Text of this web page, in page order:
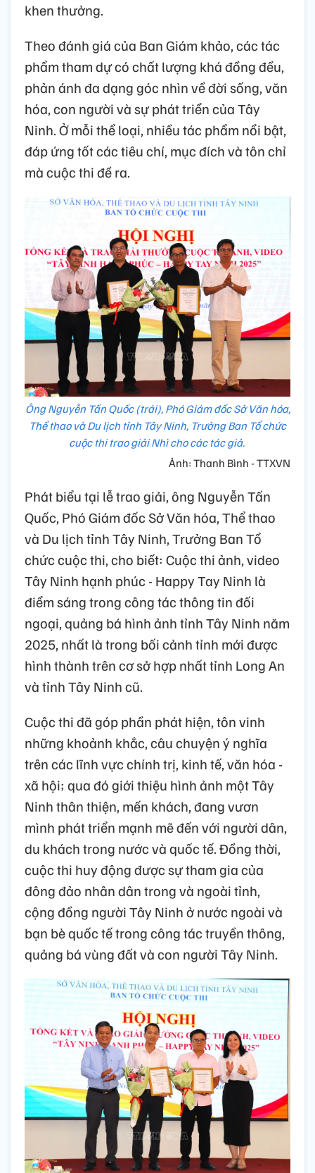
khen thưởng.
Theo đánh giá của Ban Giám khảo, các tác
phẩm tham dự có chất lượng khá đồng đều,
phản ánh đa dạng góc nhìn về đời sống, văn
hóa, con người và sự phát triển của Tây
Ninh. Ở mỗi thể loại, nhiều tác phẩm nổi bật,
đáp ứng tốt các tiêu chí, mục đích và tôn chỉ
mà cuộc thi đề ra.
Ông Nguyễn Tấn Quốc (trái), Phó Giám đốc Sở Văn hóa,
Thể thao và Du lịch tỉnh Tây Ninh, Trưởng Ban Tổ chức
cuộc thi trao giải Nhì cho các tác giả.
Ảnh: Thanh Bình - TTXVN
Phát biểu tại lễ trao giải, ông Nguyễn Tấn
Quốc, Phó Giám đốc Sở Văn hóa, Thể thao
và Du lịch tỉnh Tây Ninh, Trưởng Ban Tổ
chức cuộc thi, cho biết: Cuộc thi ảnh, video
Tây Ninh hạnh phúc - Happy Tay Ninh là
điểm sáng trong công tác thông tin đối
ngoại, quảng bá hình ảnh tỉnh Tây Ninh năm
2025, nhất là trong bối cảnh tỉnh mới được
hình thành trên cơ sở hợp nhất tỉnh Long An
và tỉnh Tây Ninh cũ.
Cuộc thi đã góp phần phát hiện, tôn vinh
những khoảnh khắc, câu chuyện ý nghĩa
trên các lĩnh vực chính trị, kinh tế, văn hóa -
xã hội; qua đó giới thiệu hình ảnh một Tây
Ninh thân thiện, mến khách, đang vươn
mình phát triển mạnh mẽ đến với người dân,
du khách trong nước và quốc tế. Đồng thời,
cuộc thi huy động được sự tham gia của
đông đảo nhân dân trong và ngoài tỉnh,
cộng đồng người Tây Ninh ở nước ngoài và
bạn bè quốc tế trong công tác truyền thông,
quảng bá vùng đất và con người Tây Ninh.